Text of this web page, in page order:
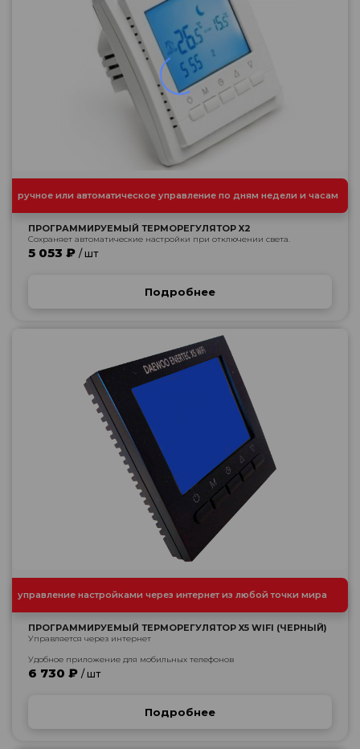
ручное или автоматическое управление по дням недели и часам
ПРОГРАММИРУЕМЫЙ ТЕРМОРЕГУЛЯТОР X2
Сохраняет автоматические настройки при отключении света.
5 053 ₽ / шт
Подробнее
управление настройками через интернет из любой точки мира
ПРОГРАММИРУЕМЫЙ ТЕРМОРЕГУЛЯТОР X5 WIFI (ЧЕРНЫЙ)
Управляется через интернет
Удобное приложение для мобильных телефонов
6 730 ₽ / шт
Подробнее